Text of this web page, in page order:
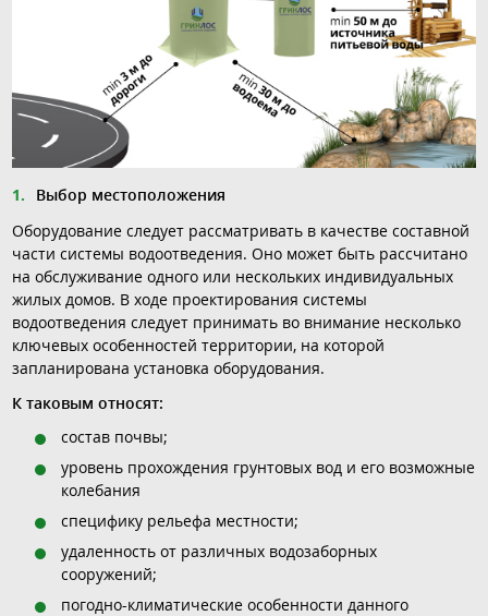
Выбор местоположения
Оборудование следует рассматривать в качестве составной
части системы водоотведения. Оно может быть рассчитано
на обслуживание одного или нескольких индивидуальных
жилых домов. В ходе проектирования системы
водоотведения следует принимать во внимание несколько
ключевых особенностей территории, на которой
запланирована установка оборудования.
К таковым относят:
состав почвы;
уровень прохождения грунтовых вод и его возможные
колебания
специфику рельефа местности;
удаленность от различных водозаборных
сооружений;
погодно-климатические особенности данного